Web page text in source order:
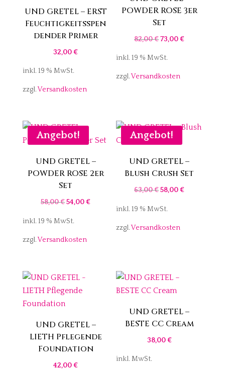
UND GRETEL – ERST
Feuchtigkeitsspen
dender Primer
32,00€
inkl. 19 % MwSt.
zzgl.Versandkosten
POWDER ROSE 3er
Set
82,00€Ursprünglicher
82,00 €
73,00€Aktueller
inkl. 19 % MwSt.
zzgl.Versandkosten
Angebot!
UND GRETEL –
POWDER ROSE 2er
Set
58,00€Ursprünglicher
58,00 €
54,00€Aktueller
inkl. 19 % MwSt.
zzgl.Versandkosten
Angebot!
UND GRETEL –
Blush Crush Set
63,00€Ursprünglicher
63,00 €
58,00€Aktueller
inkl. 19 % MwSt.
zzgl.Versandkosten
UND GRETEL –
LIETH Pflegende
Foundation
42,00€
UND GRETEL –
BESTE CC Cream
38,00€
inkl. MwSt.